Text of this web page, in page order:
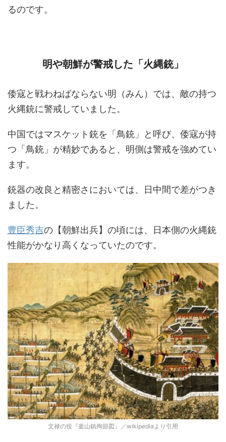
るのです。
明や朝鮮が警戒した「火縄銃」
倭寇と戦わねばならない明（みん）では、敵の持つ
火縄銃に警戒していました。
中国ではマスケット銃を「鳥銃」と呼び、倭寇が持
つ「鳥銃」が精妙であると、明側は警戒を強めてい
ます。
銃器の改良と精密さにおいては、日中間で差がつき
ました。
豊臣秀吉の【朝鮮出兵】の頃には、日本側の火縄銃
性能がかなり高くなっていたのです。
文禄の役『釜山鎮殉節図』／wikipediaより引用